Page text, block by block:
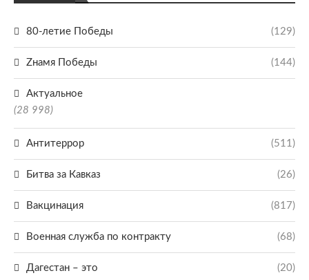
80-летие Победы (129)
Zнамя Победы (144)
Актуальное
(28 998)
Антитеррор (511)
Битва за Кавказ (26)
Вакцинация (817)
Военная служба по контракту (68)
Дагестан – это (20)